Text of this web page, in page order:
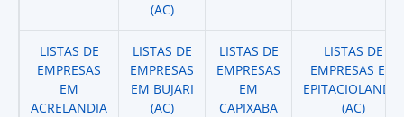
(AC)
LISTAS DE
EMPRESAS
EM
ACRELANDIA
LISTAS DE
EMPRESAS
EM BUJARI
(AC)
LISTAS DE
EMPRESAS
EM
CAPIXABA
LISTAS DE
EMPRESAS EM
EPITACIOLANDIA
(AC)